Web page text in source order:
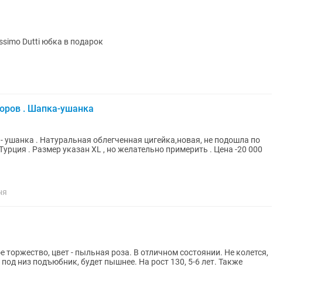
Dutti юбка в подарок
. Шапка-ушанка
ушанка . Натуральная облегченная цигейка,новая, не подошла по
. Размер указан XL , но желательно примерить . Цена -20 000
торжество, цвет - пыльная роза. В отличном состоянии. Не колется,
низ подъюбник, будет пышнее. На рост 130, 5-6 лет. Также